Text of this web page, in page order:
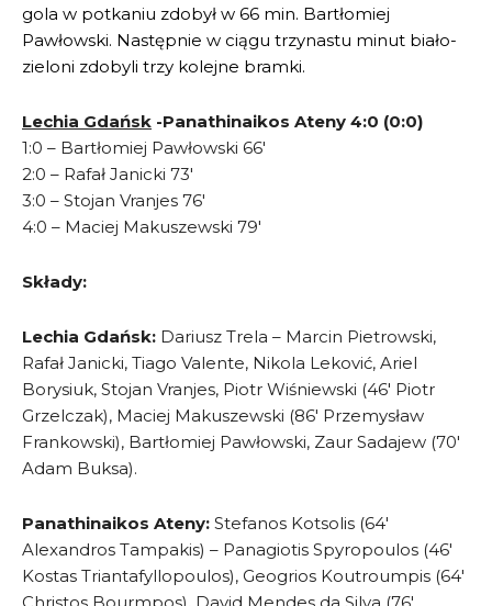
gola w potkaniu zdobył w 66 min. Bartłomiej
Pawłowski. Następnie w ciągu trzynastu minut biało-
zieloni zdobyli trzy kolejne bramki.
Lechia Gdańsk -Panathinaikos Ateny 4:0 (0:0)
1:0 – Bartłomiej Pawłowski 66′
2:0 – Rafał Janicki 73′
3:0 – Stojan Vranjes 76′
4:0 – Maciej Makuszewski 79′
Składy:
Lechia Gdańsk: Dariusz Trela – Marcin Pietrowski,
Rafał Janicki, Tiago Valente, Nikola Leković, Ariel
Borysiuk, Stojan Vranjes, Piotr Wiśniewski (46′ Piotr
Grzelczak), Maciej Makuszewski (86′ Przemysław
Frankowski), Bartłomiej Pawłowski, Zaur Sadajew (70′
Adam Buksa).
Panathinaikos Ateny: Stefanos Kotsolis (64′
Alexandros Tampakis) – Panagiotis Spyropoulos (46′
Kostas Triantafyllopoulos), Geogrios Koutroumpis (64′